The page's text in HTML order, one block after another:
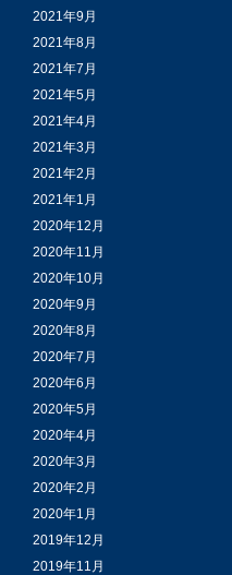
2021年9月
2021年8月
2021年7月
2021年5月
2021年4月
2021年3月
2021年2月
2021年1月
2020年12月
2020年11月
2020年10月
2020年9月
2020年8月
2020年7月
2020年6月
2020年5月
2020年4月
2020年3月
2020年2月
2020年1月
2019年12月
2019年11月